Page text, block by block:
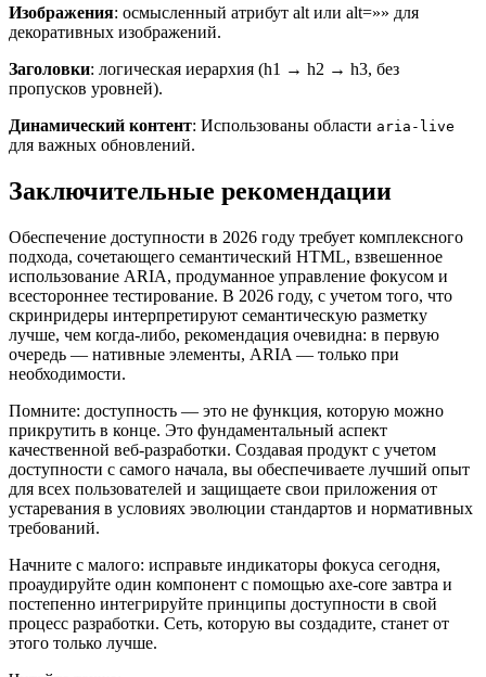
Изображения: осмысленный атрибут alt или alt=»» для
декоративных изображений.
Заголовки: логическая иерархия (h1 → h2 → h3, без
пропусков уровней).
Динамический контент: Использованы области aria-live
для важных обновлений.
Заключительные рекомендации
Обеспечение доступности в 2026 году требует комплексного
подхода, сочетающего семантический HTML, взвешенное
использование ARIA, продуманное управление фокусом и
всестороннее тестирование. В 2026 году, с учетом того, что
скринридеры интерпретируют семантическую разметку
лучше, чем когда-либо, рекомендация очевидна: в первую
очередь — нативные элементы, ARIA — только при
необходимости.
Помните: доступность — это не функция, которую можно
прикрутить в конце. Это фундаментальный аспект
качественной веб-разработки. Создавая продукт с учетом
доступности с самого начала, вы обеспечиваете лучший опыт
для всех пользователей и защищаете свои приложения от
устаревания в условиях эволюции стандартов и нормативных
требований.
Начните с малого: исправьте индикаторы фокуса сегодня,
проаудируйте один компонент с помощью axe-core завтра и
постепенно интегрируйте принципы доступности в свой
процесс разработки. Сеть, которую вы создадите, станет от
этого только лучше.